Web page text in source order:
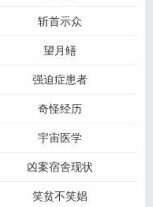
斩首示众
望月鳝
强迫症患者
奇怪经历
宇宙医学
凶案宿舍现状
笑贫不笑娼